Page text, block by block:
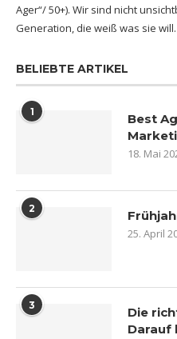
Ager“/ 50+). Wir sind nicht
Generation, die weiß was sie will.
BELIEBTE ARTIKEL
1
Best
18. Mai
2
25. April
3
Die
Darauf